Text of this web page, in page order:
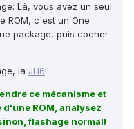
Là, vous avez un seul
ROM, c'est un One
package, puis cocher
la JH6!
ce mécanisme et
ROM, analysez
flashage normal!